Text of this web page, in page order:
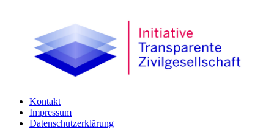
Kontakt
Impressum
Datenschutzerklärung